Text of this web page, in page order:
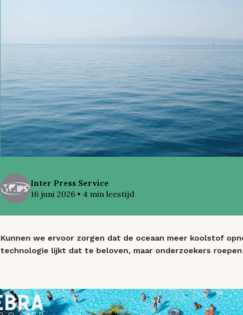
Inter Press Service
16 juni 2026 • 4 min leestijd
Kunnen we ervoor zorgen dat de oceaan meer koolstof
technologie lijkt dat te beloven, maar onderzoekers